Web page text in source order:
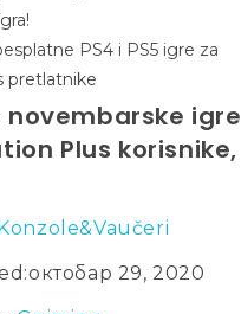
PS4 i PS5 igre za
pretlatnike
novembarske igre
Plus korisnike,
октобар 29, 2020